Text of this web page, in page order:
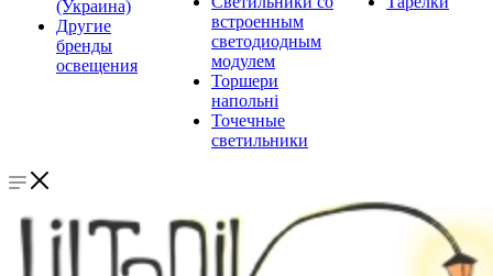
(Украина)
Другие
бренды
освещения
встроенным
светодиодным
модулем
Торшери
напольні
Точечные
светильники